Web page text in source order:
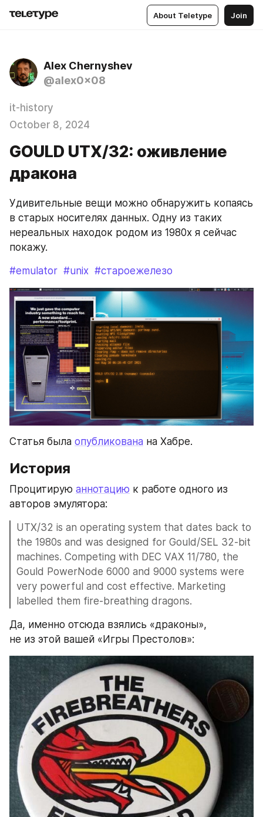
About Teletype Join
Alex Chernyshev
@alex0x08
it-history
October 8, 2024
GOULD UTX/32: оживление
дракона
Удивительные вещи можно обнаружить копаясь
в старых носителях данных. Одну из таких
нереальных находок родом из 1980х я сейчас
покажу.
#emulator #unix #староежелезо
Статья была опубликована на Хабре.
История
Процитирую аннотацию к работе одного из
авторов эмулятора:
UTX/32 is an operating system that dates back to
the 1980s and was designed for Gould/SEL 32-bit
machines. Competing with DEC VAX 11/780, the
Gould PowerNode 6000 and 9000 systems were
very powerful and cost effective. Marketing
labelled them fire-breathing dragons.
Да, именно отсюда взялись «драконы»,
не из этой вашей «Игры Престолов»: